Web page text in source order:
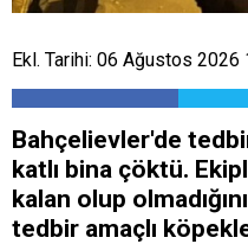
Ekl. Tarihi: 06 Ağustos 2026
Bahçelievler'de
katlı bina çöktü.
kalan olup
tedbir amaçlı